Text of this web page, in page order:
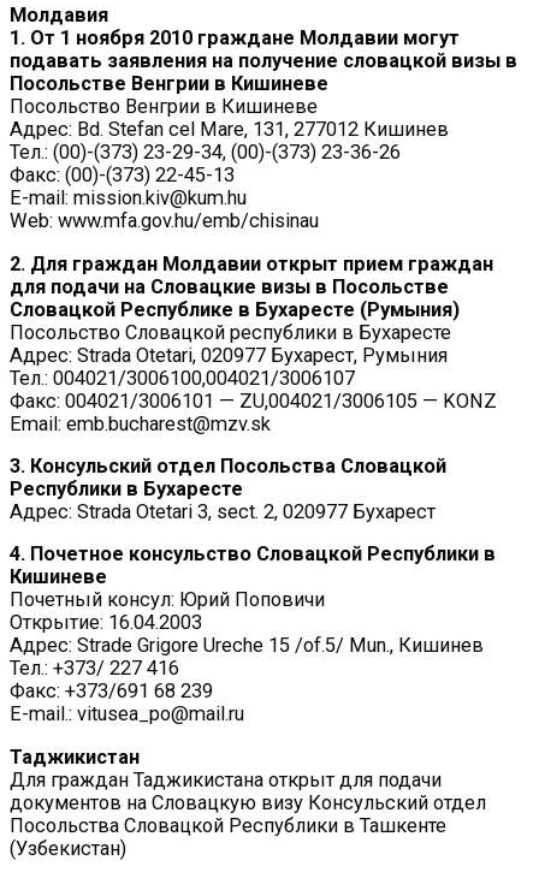
Молдавия
1. От 1 ноября 2010 граждане Молдавии могут
подавать заявления на получение словацкой визы в
Посольстве Венгрии в Кишиневе
Посольство Венгрии в Кишиневе
Адрес: Bd. Stefan cel Mare, 131, 277012 Кишинев
Тел.: (00)-(373) 23-29-34, (00)-(373) 23-36-26
Факс: (00)-(373) 22-45-13
E-mail: mission.kiv@kum.hu
Web: www.mfa.gov.hu/emb/chisinau
2. Для граждан Молдавии открыт прием граждан
для подачи на Словацкие визы в Посольстве
Словацкой Республике в Бухаресте (Румыния)
Посольство Словацкой республики в Бухаресте
Адрес: Strada Otetari, 020977 Бухарест, Румыния
Тел.: 004021/3006100,004021/3006107
Факс: 004021/3006101 — ZU,004021/3006105 — KONZ
Email: emb.bucharest@mzv.sk
3. Консульский отдел Посольства Словацкой
Республики в Бухаресте
Адрес: Strada Otetari 3, sect. 2, 020977 Бухарест
4. Почетное консульство Словацкой Республики в
Кишиневе
Почетный консул: Юрий Поповичи
Открытие: 16.04.2003
Адрес: Strade Grigore Ureche 15 /of.5/ Mun., Кишинев
Тел.: +373/ 227 416
Факс: +373/691 68 239
E-mail.: vitusea_po@mail.ru
Таджикистан
Для граждан Таджикистана открыт для подачи
документов на Словацкую визу Консульский отдел
Посольства Словацкой Республики в Ташкенте
(Узбекистан)